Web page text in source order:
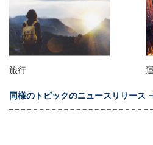
旅行
同様のトピックのニュースリリース